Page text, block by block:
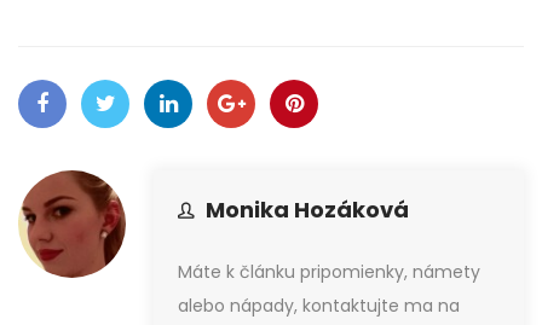
Monika Hozáková
Máte k článku pripomienky, námety
alebo nápady, kontaktujte ma na